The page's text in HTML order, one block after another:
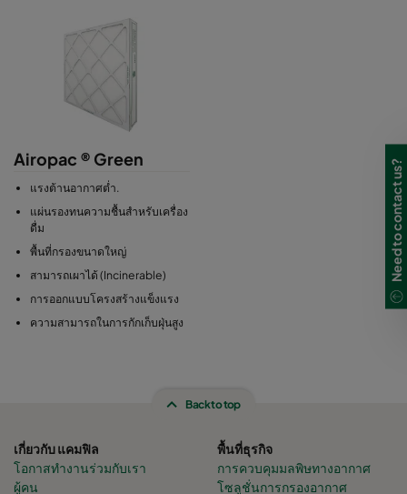
Airopac ® Green
แรงต้านอากาศต่ำ.
แผ่นรองทนความชื้นสำหรับเครื่อง
ดื่ม
พื้นที่กรองขนาดใหญ่
สามารถเผาได้ (Incinerable)
การออกแบบโครงสร้างแข็งแรง
ความสามารถในการกักเก็บฝุ่นสูง
Back to top
เกี่ยวกับ แคมฟิล
โอกาสทำงานร่วมกับเรา
ผู้คน
พื้นที่ธุรกิจ
การควบคุมมลพิษทางอากาศ
โซลูชั่นการกรองอากาศ
Need to contact us?